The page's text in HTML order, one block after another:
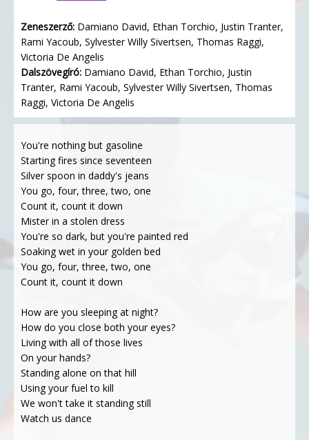
Zeneszerző: Damiano David, Ethan Torchio, Justin Tranter,
Rami Yacoub, Sylvester Willy Sivertsen, Thomas Raggi,
Victoria De Angelis
Dalszövegíró: Damiano David, Ethan Torchio, Justin
Tranter, Rami Yacoub, Sylvester Willy Sivertsen, Thomas
Raggi, Victoria De Angelis
You're nothing but gasoline
Starting fires since seventeen
Silver spoon in daddy's jeans
You go, four, three, two, one
Count it, count it down
Mister in a stolen dress
You're so dark, but you're painted red
Soaking wet in your golden bed
You go, four, three, two, one
Count it, count it down
How are you sleeping at night?
How do you close both your eyes?
Living with all of those lives
On your hands?
Standing alone on that hill
Using your fuel to kill
We won't take it standing still
Watch us dance